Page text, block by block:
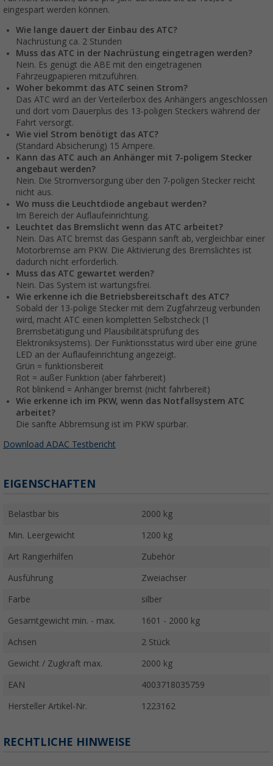
eingespart werden können.
Wie lange dauert der Einbau des ATC?
Nachrüstung ca. 2 Stunden
Muss das ATC in der Nachrüstung eingetragen werden?
Nein. Es genügt die ABE mit den eingetragenen
Fahrzeugpapieren mitzuführen.
Woher bekommt das ATC seinen Strom?
Das ATC wird an der Verteilerbox des Anhängers angeschlossen
und dort vom Dauerplus des 13-poligen Steckers während der
Fahrt versorgt.
Wie viel Strom benötigt das ATC?
(Standard Absicherung) 15 Ampere.
Kann das ATC auch an Anhänger mit 7-poligem Stecker
angebaut werden?
Nein. Die Stromversorgung über den 7-poligen Stecker reicht
nicht aus.
Wo muss die Leuchtdiode angebaut werden?
Im Bereich der Auflaufeinrichtung.
Leuchtet das Bremslicht wenn das ATC arbeitet?
Nein. Das ATC bremst das Gespann sanft ab, vergleichbar einer
Motorbremse am PKW. Die Aktivierung des Bremslichtes ist
dadurch nicht erforderlich.
Muss das ATC gewartet werden?
Nein. Das System ist wartungsfrei.
Wie erkenne ich die Betriebsbereitschaft des ATC?
Sobald der 13-polige Stecker mit dem Zugfahrzeug verbunden
wird, macht ATC einen kompletten Selbstcheck (1
Bremsbetätigung und Plausibilitätsprüfung des
Elektroniksystems). Der Funktionsstatus wird über eine grüne
LED an der Auflaufeinrichtung angezeigt.
Grün = funktionsbereit
Rot = außer Funktion (aber fahrbereit)
Rot blinkend = Anhänger bremst (nicht fahrbereit)
Wie erkenne ich im PKW, wenn das Notfallsystem ATC
arbeitet?
Die sanfte Abbremsung ist im PKW spürbar.
Download ADAC Testbericht
EIGENSCHAFTEN
Belastbar bis 2000 kg
Min. Leergewicht 1200 kg
Art Rangierhilfen Zubehör
Ausführung Zweiachser
Farbe silber
Gesamtgewicht min. - max. 1601 - 2000 kg
Achsen 2 Stück
Gewicht / Zugkraft max. 2000 kg
EAN 4003718035759
Hersteller Artikel-Nr. 1223162
RECHTLICHE HINWEISE